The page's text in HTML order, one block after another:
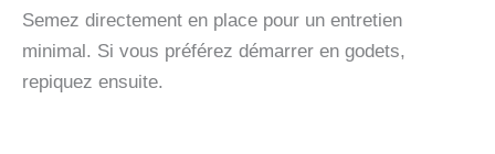
Semez directement en place pour un entretien
minimal. Si vous préférez démarrer en godets,
repiquez ensuite.